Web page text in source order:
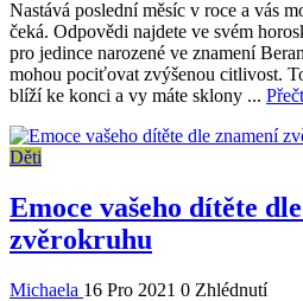
Nastává poslední měsíc v roce a vás
čeká. Odpovědi najdete ve svém
pro jedince narozené ve znamení
mohou pociťovat zvýšenou citlivost.
blíží ke konci a vy máte sklony ...
Děti
Emoce vašeho dítěte
zvěrokruhu
Michaela 16 Pro 2021 0 Zhlédnutí